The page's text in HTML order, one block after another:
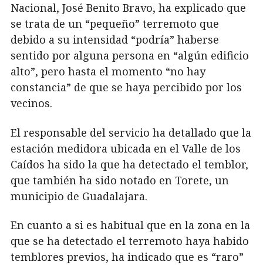
Nacional, José Benito Bravo, ha explicado que
se trata de un “pequeño” terremoto que
debido a su intensidad “podría” haberse
sentido por alguna persona en “algún edificio
alto”, pero hasta el momento “no hay
constancia” de que se haya percibido por los
vecinos.
El responsable del servicio ha detallado que la
estación medidora ubicada en el Valle de los
Caídos ha sido la que ha detectado el temblor,
que también ha sido notado en Torete, un
municipio de Guadalajara.
En cuanto a si es habitual que en la zona en la
que se ha detectado el terremoto haya habido
temblores previos, ha indicado que es “raro”